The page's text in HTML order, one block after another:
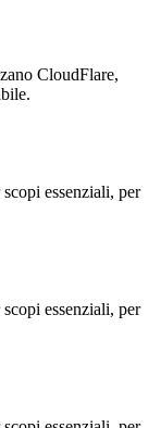
CloudFlare,
essenziali, per
essenziali, per